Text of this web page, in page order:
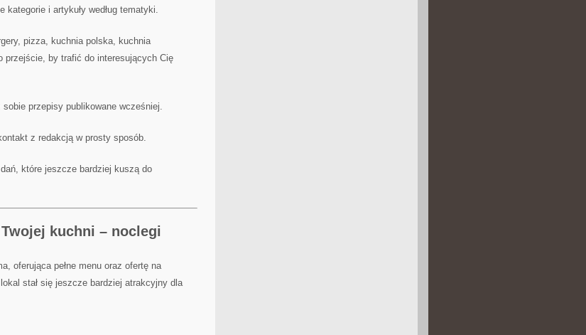
i artykuły według tematyki.
pizza, kuchnia polska, kuchnia
przejście, by trafić do interesujących Cię
przepisy publikowane wcześniej.
z redakcją w prosty sposób.
które jeszcze bardziej kuszą do
kuchni – noclegi
oferująca pełne menu oraz ofertę na
stał się jeszcze bardziej atrakcyjny dla